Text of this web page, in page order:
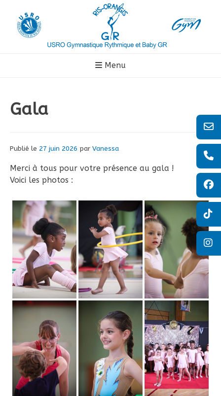
contenu
Menu
Gala
Publié le 27 juin 2026 par Vanessa
Merci à tous pour votre présence au gala !
Voici les photos :